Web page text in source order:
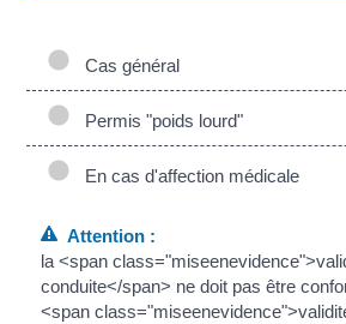
Cas général
Permis "poids lourd"
En cas d'affection médicale
Attention :
la <span
conduite</span> ne doit pas être
<span